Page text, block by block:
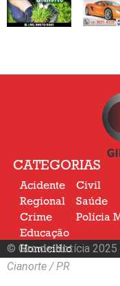
CATEGORIAS
Acidente
Regional
Crime
Civil
Saúde
Polícia
Educação
Homicídio
Nacional
© Giro de Notícia
Cianorte / PR